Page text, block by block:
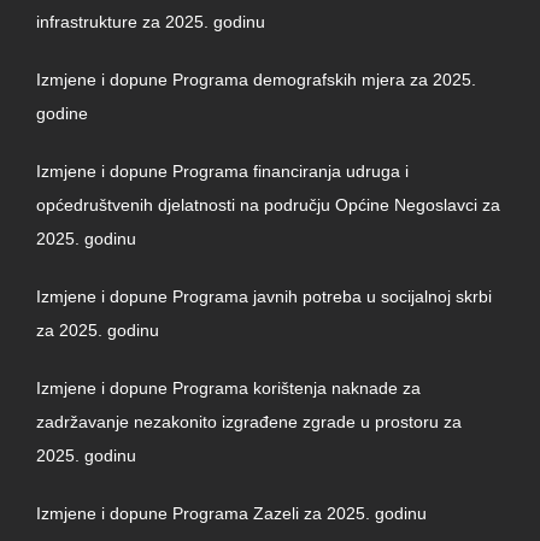
infrastrukture za 2025. godinu
Izmjene i dopune Programa demografskih mjera za 2025.
godine
Izmjene i dopune Programa financiranja udruga i
općedruštvenih djelatnosti na području Općine Negoslavci za
2025. godinu
Izmjene i dopune Programa javnih potreba u socijalnoj skrbi
za 2025. godinu
Izmjene i dopune Programa korištenja naknade za
zadržavanje nezakonito izgrađene zgrade u prostoru za
2025. godinu
Izmjene i dopune Programa Zazeli za 2025. godinu